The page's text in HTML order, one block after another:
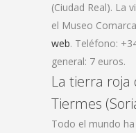
(Ciudad Real). La
el Museo
web. Teléfono:
general: 7 euros.
La tierra roja
Tiermes
Todo el mundo